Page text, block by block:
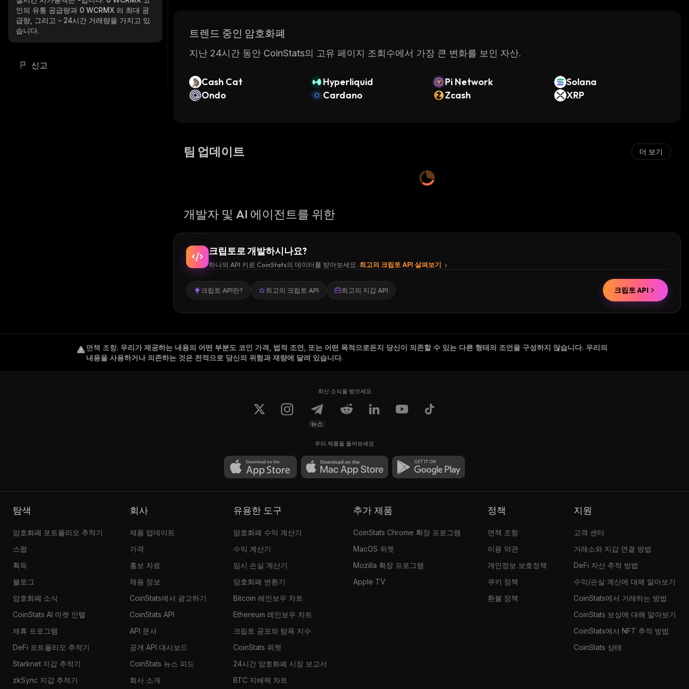
인의 유통 공급량과 0 WCRMX 의 최대 공
급량, 그리고 - 24시간 거래량을 가지고 있
습니다.
신고
트렌드 중인 암호화폐
지난 24시간 동안 CoinStats의 고유 페이지 조회수에서 가장 큰 변화를 보인 자산.
Cash Cat Hyperliquid Pi Network
Solana
Ondo
Cardano Zcash XRP
팀 업데이트 더 보기
개발자 및 AI 에이전트를 위한
크립토로 개발하시나요?
하나의 API 키로 CoinStats의 데이터를 받아보세요. 최고의 크립토 API 살펴보기
크립토 API란? 최고의 크립토 API 최고의 지갑 API 크립토 API
면책 조항. 우리가 제공하는 내용의 어떤 부분도 코인 가격, 법적 조언, 또는 어떤 목적으로든지 당신이 의존할 수 있는 다른 형태의 조언을 구성하지 않습니다. 우리의
내용을 사용하거나 의존하는 것은 전적으로 당신의 위험과 재량에 달려 있습니다.
최신 소식을 받으세요
뉴스
우리 제품을 돌아보세요
탐색
암호화폐 포트폴리오 추적기
스왑
획득
블로그
암호화폐 소식
CoinStats AI 마켓 인텔
제휴 프로그램
DeFi 포트폴리오 추적기
Starknet 지갑 추적기
zkSync 지갑 추적기
회사
제품 업데이트
가격
홍보 자료
채용 정보
CoinStats에서 광고하기
CoinStats API
API 문서
공개 API 대시보드
CoinStats 뉴스 피드
회사 소개
유용한 도구
암호화폐 수익 계산기
수익 계산기
임시 손실 계산기
암호화폐 변환기
Bitcoin 레인보우 차트
Ethereum 레인보우 차트
크립토 공포와 탐욕 지수
CoinStats 위젯
24시간 암호화폐 시장 보고서
BTC 지배력 차트
추가 제품
CoinStats Chrome 확장 프로그램
MacOS 위젯
Mozilla 확장 프로그램
Apple TV
정책
면책 조항
이용 약관
개인정보 보호정책
쿠키 정책
환불 정책
지원
고객 센터
거래소와 지갑 연결 방법
DeFi 자산 추적 방법
수익/손실 계산에 대해 알아보기
CoinStats에서 거래하는 방법
CoinStats 보상에 대해 알아보기
CoinStats에서 NFT 추적 방법
CoinStats 상태